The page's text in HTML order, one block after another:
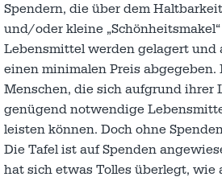
Spendern, die über dem
und/oder kleine
Lebensmittel werden gelagert und
einen minimalen Preis
Menschen, die sich aufgrund ihrer
genügend notwendige
leisten können. Doch ohne
Die Tafel ist auf Spenden
hat sich etwas Tolles überlegt, wie